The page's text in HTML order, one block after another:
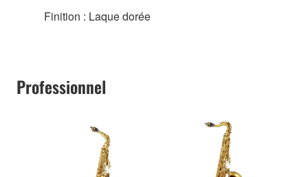
Finition : Laque dorée
Professionnel